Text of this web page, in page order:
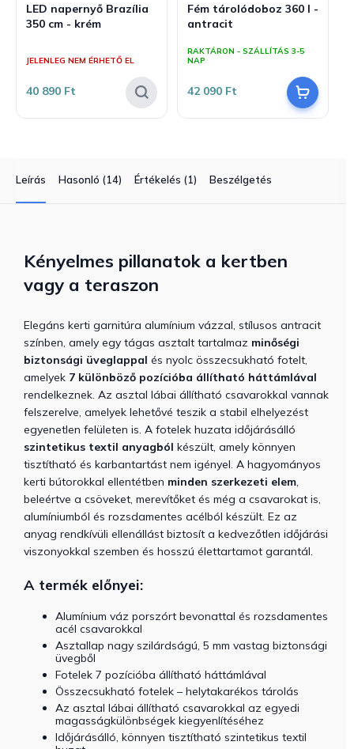
LED napernyő Brazília
350 cm - krém
termék
5-
4,0
JELENLEG NEM ÉRHETŐ EL
40 890 Ft
Fém tárolódoboz 360 l -
antracit
RAKTÁRON - SZÁLLÍTÁS 3-5
NAP
42 090 Ft
Leírás Hasonló (14) Értékelés (1) Beszélgetés
Kényelmes pillanatok a kertben
vagy a teraszon
Elegáns kerti garnitúra alumínium vázzal, stílusos antracit
színben, amely egy tágas asztalt tartalmaz minőségi
biztonsági üveglappal és nyolc összecsukható fotelt,
amelyek 7 különböző pozícióba állítható háttámlával
rendelkeznek. Az asztal lábai állítható csavarokkal vannak
felszerelve, amelyek lehetővé teszik a stabil elhelyezést
egyenetlen felületen is. A fotelek huzata időjárásálló
szintetikus textil anyagból készült, amely könnyen
tisztítható és karbantartást nem igényel. A hagyományos
kerti bútorokkal ellentétben minden szerkezeti elem,
beleértve a csöveket, merevítőket és még a csavarokat is,
alumíniumból és rozsdamentes acélból készült. Ez az
anyag rendkívüli ellenállást biztosít a kedvezőtlen időjárási
viszonyokkal szemben és hosszú élettartamot garantál.
A termék előnyei:
Alumínium váz porszórt bevonattal és rozsdamentes
acél csavarokkal
Asztallap nagy szilárdságú, 5 mm vastag biztonsági
üvegből
Fotelek 7 pozícióba állítható háttámlával
Összecsukható fotelek – helytakarékos tárolás
Az asztal lábai állítható csavarokkal az egyedi
magasságkülönbségek kiegyenlítéséhez
Időjárásálló, könnyen tisztítható szintetikus textil